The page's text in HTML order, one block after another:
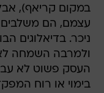
במקום קריאף),
עצמם, הם
ניכר. בדיאלוגים
ולמרבה השמחה
העסק פשוט לא
בימוי או רוח